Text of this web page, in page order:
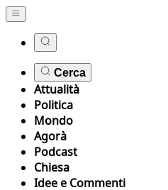
Cerca
Attualità
Politica
Mondo
Agorà
Podcast
Chiesa
Idee e Commenti